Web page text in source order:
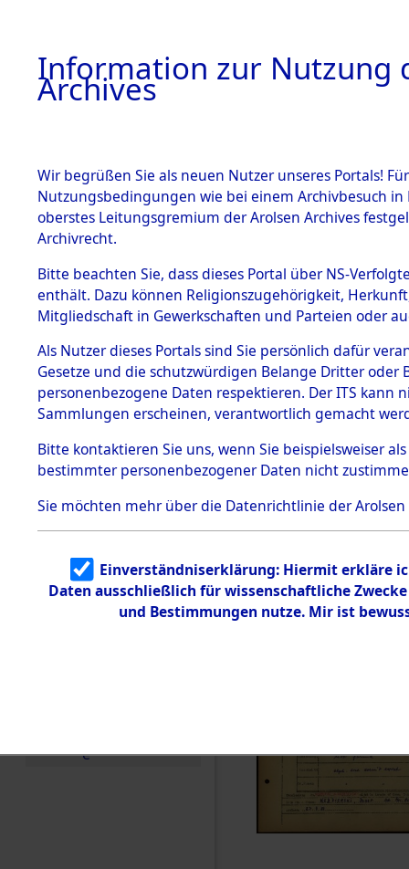
BESTÄNDE
1.
mente
5. Verschiedenes
5.3
Todesmärsche
5.3.1 Alliierte
Erhebungen
zu
Todesmärsch
en
5.3.2
Identifizierun
g
5.3.3
Todesmärsch
e
Dead -
Branch -
0201
Information zur Nutzung
Archives
Wir begrüßen Sie als neuen Nutzer unseres Portals!
Nutzungsbedingungen wie bei einem Archivbesuch
oberstes Leitungsgremium der Arolsen Archives
Archivrecht.
Bitte beachten Sie, dass dieses Portal über NS-
enthält. Dazu können Religionszugehörigkeit,
Mitgliedschaft in Gewerkschaften und Parteien oder
Als Nutzer dieses Portals sind Sie persönlich dafür
Gesetze und die schutzwürdigen Belange Dritter
personenbezogene Daten respektieren. Der ITS
Sammlungen erscheinen, verantwortlich gemacht
Bitte kontaktieren Sie uns, wenn Sie beispielsweiser
bestimmter personenbezogener Daten nicht
Sie möchten mehr über die Datenrichtlinie der Arolsen
Einverständniserklärung: Hiermit erkläre
Daten ausschließlich für wissenschaftliche
und Bestimmungen nutze. Mir ist